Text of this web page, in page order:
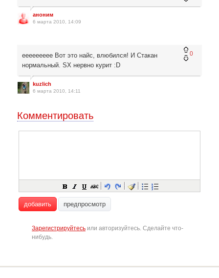
аноним
6 марта 2010, 14:09
0
eeeeeeeee Вот это найс, влюбился! И Стакан
нормальный. SX нервно курит :D
kuzlich
6 марта 2010, 14:11
Комментировать
добавить предпросмотр
Зарегистрируйтесь или авторизуйтесь. Сделайте что-
нибудь.